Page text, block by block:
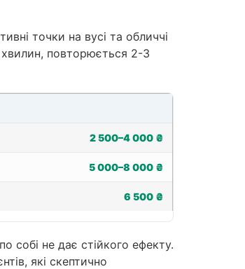
точки на вусі та обличчі
повторюється 2-3
2 500–4 000 ₴
5 000–8 000 ₴
6 500 ₴
собі не дає стійкого ефекту.
які скептично